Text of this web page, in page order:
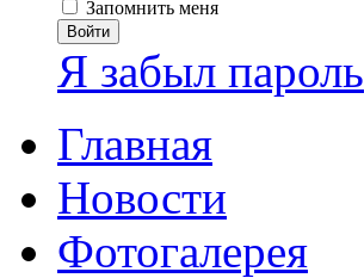
Запомнить меня
Я забыл пароль
Главная
Новости
Фотогалерея